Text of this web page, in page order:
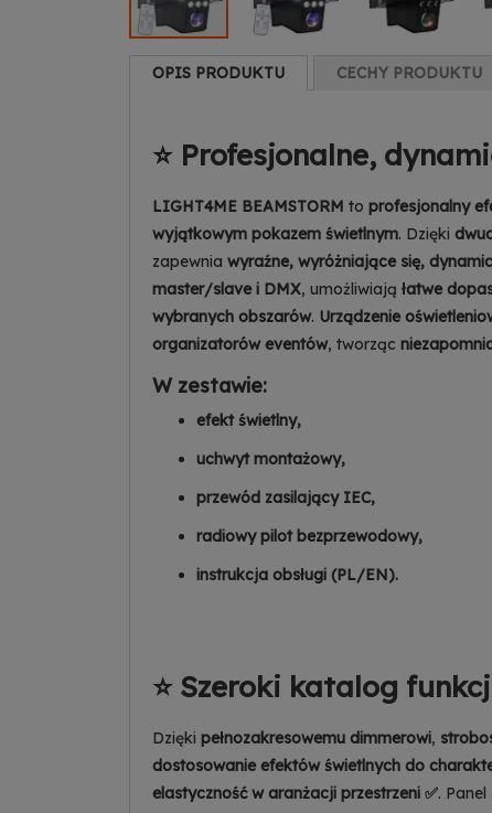
OPIS PRODUKTU
⭐ Profesjonalne,
LIGHT4ME BEAMSTORM to profesjonalny
wyjątkowym pokazem świetlnym. Dzięki
zapewnia wyraźne, wyróżniające się,
master/slave i DMX, umożliwiają łatwe
wybranych obszarów. Urządzenie
organizatorów eventów, tworząc
W zestawie:
efekt świetlny,
uchwyt montażowy,
przewód zasilający IEC,
radiowy pilot bezprzewodowy,
instrukcja obsługi (PL/EN).
⭐ Szeroki katalog
Dzięki pełnozakresowemu dimmerowi,
dostosowanie efektów świetlnych do
elastyczność w aranżacji przestrzeni ✅.
CECHY PRODUKTU